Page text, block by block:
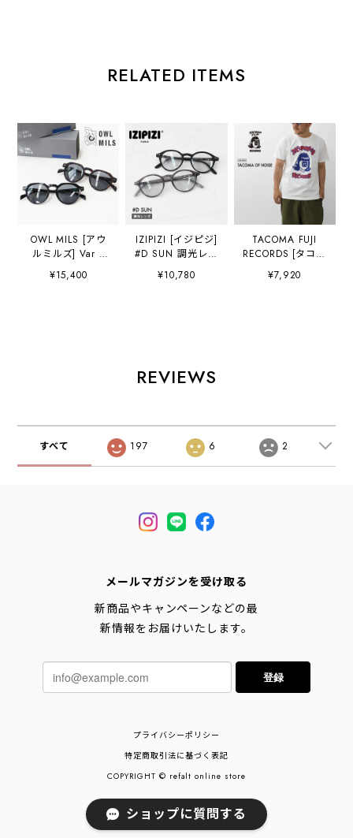
RELATED ITEMS
OWL MILS [アウ
ルミルズ] Var /
BLUE LAVEL [bl-
008] ヴァール・サ
¥15,400
IZIPIZI [イジピジ]
#D SUN 調光レン
ズ [d-sun-shade]
SUN LIGHT
ット・夏小物・ア
クセサリー・アイ
[2026AW]
¥10,780
TACOMA FUJI
RECORDS [タコマ
フジレコード]
TACOMA OF
¥7,920
REVIEWS
すべて 197 6 2
メールマガジンを受け取る
新商品やキャンペーンなどの最
新情報をお届けいたします。
登録
プライバシーポリシー
特定商取引法に基づく表記
COPYRIGHT © refalt online store
ショップに質問する